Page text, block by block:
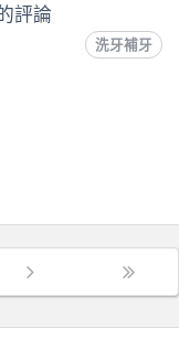
評論
洗牙補牙